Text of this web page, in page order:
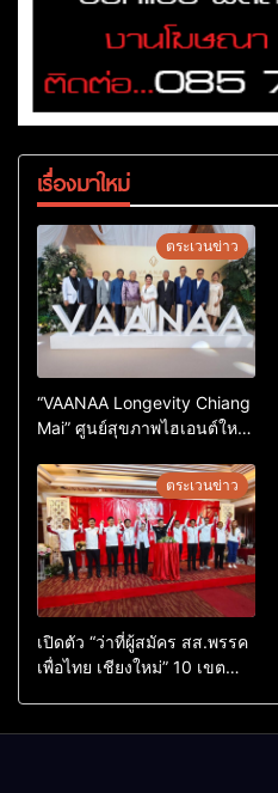
เรื่องมาใหม่
ตระเวนข่าว
“VAANAA Longevity Chiang
Mai” ศูนย์สุขภาพไฮเอนต์ใหญ่
ตระเวนข่าว
เปิดตัว “ว่าที่ผู้สมัคร สส.พรรค
เพื่อไทย เชียงใหม่” 10 เขต